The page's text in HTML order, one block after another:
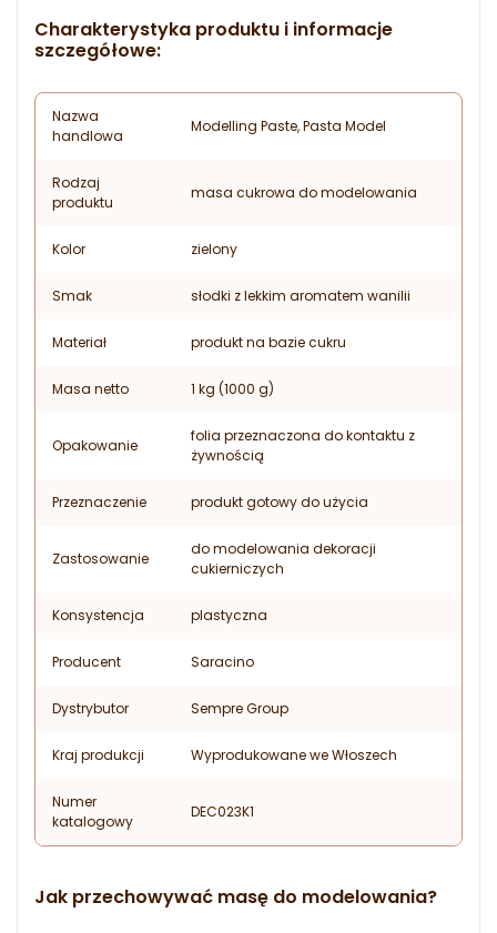
Charakterystyka produktu i informacje
szczegółowe:
Nazwa
handlowa
Modelling Paste, Pasta Model
Rodzaj
produktu
masa cukrowa do modelowania
Kolor zielony
Smak słodki z lekkim aromatem wanilii
Materiał produkt na bazie cukru
Masa netto 1 kg (1000 g)
Opakowanie
folia przeznaczona do kontaktu z
żywnością
Przeznaczenie produkt gotowy do użycia
Zastosowanie
do modelowania dekoracji
cukierniczych
Konsystencja plastyczna
Producent Saracino
Dystrybutor Sempre Group
Kraj produkcji Wyprodukowane we Włoszech
Numer
katalogowy
DEC023K1
Jak przechowywać masę do modelowania?